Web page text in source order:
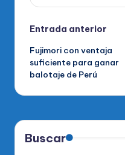
Navegación
de
entradas
Entrada anterior
Fujimori con ventaja
suficiente para ganar
balotaje de Perú
Buscar